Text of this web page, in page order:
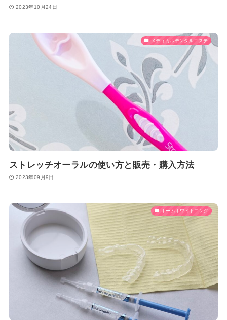
2023年10月24日
メディカルデンタルエステ
ストレッチオーラルの使い方と販売・購入方法
2023年09月9日
ホームホワイトニング